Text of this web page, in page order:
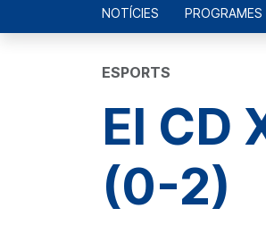
NOTÍCIES PROGRAMES
ESPORTS
El CD
(0-2)